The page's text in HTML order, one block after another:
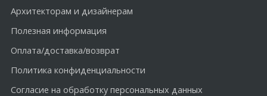
Архитекторам и дизайнерам
Полезная информация
Оплата/доставка/возврат
Политика конфиденциальности
Согласие на обработку персональных данных